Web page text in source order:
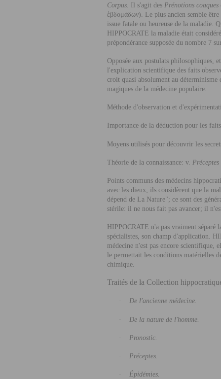
Corpus.
Il s'agit des Prénotions coaques
ἑβδομάδων). Le plus ancien semble être
issue fatale ou heureuse de la maladie.
HIPPOCRATE la maladie était
prépondérance supposée du nombre 7
Opposée aux postulats philosophiques,
l'explication scientifique des faits
croit quasi absolument au déterminisme
magiques de la médecine populaire.
Méthode d'observation et
Importance de la déduction pour les
Moyens utilisés pour découvrir les
Théorie de la connaissance: v. Préceptes
Points communs des médecins
avec les dieux; ils considèrent que la
dépend de La Nature"; ce sont des
stérile: il ne nous fait pas avancer; il
HIPPOCRATE n'a pas vraiment séparé
spécialistes, son champ d'application.
médecine n'est pas encore scientifique,
le permettait les conditions matérielles
chimique.
Traités de la Collection
· De l'ancienne médecine.
· De la nature de l'homme.
· Pronostic.
· Préceptes.
· Épidémies.